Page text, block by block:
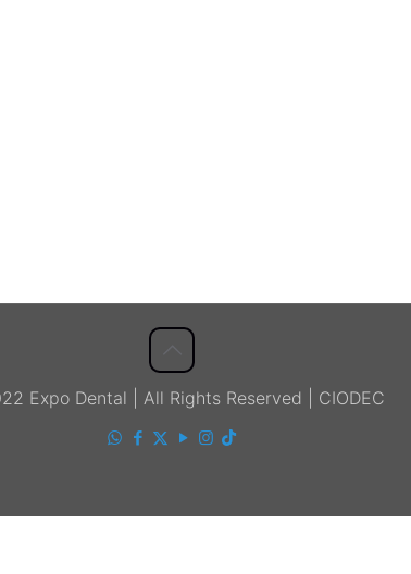
Expo Dental | All Rights Reserved | CIODEC